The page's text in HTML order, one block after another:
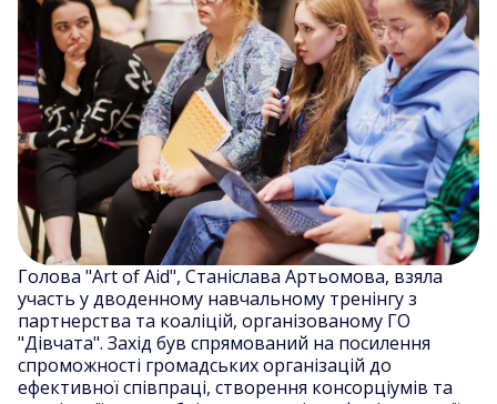
Голова "Art of Aid", Станіслава Артьомова, взяла
участь у дводенному навчальному тренінгу з
партнерства та коаліцій, організованому ГО
"Дівчата". Захід був спрямований на посилення
спроможності громадських організацій до
ефективної співпраці, створення консорціумів та